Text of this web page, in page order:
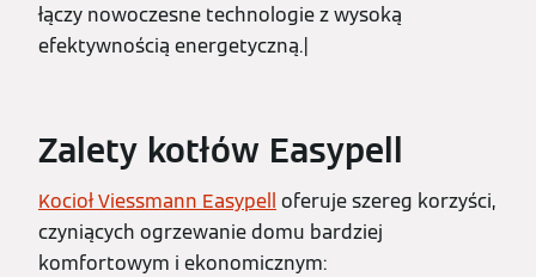
łączy nowoczesne technologie z wysoką
efektywnością energetyczną.|
Zalety kotłów Easypell
Kocioł Viessmann Easypell oferuje szereg korzyści,
czyniących ogrzewanie domu bardziej
komfortowym i ekonomicznym: